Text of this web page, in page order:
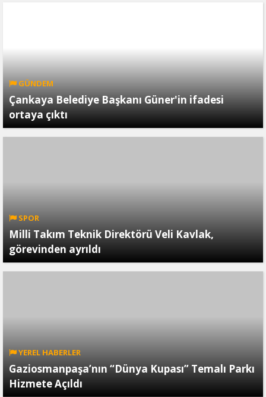
GÜNDEM
Çankaya Belediye Başkanı Güner'in ifadesi
ortaya çıktı
SPOR
Milli Takım Teknik Direktörü Veli Kavlak,
görevinden ayrıldı
YEREL HABERLER
Gaziosmanpaşa’nın “Dünya Kupası” Temalı Parkı
Hizmete Açıldı